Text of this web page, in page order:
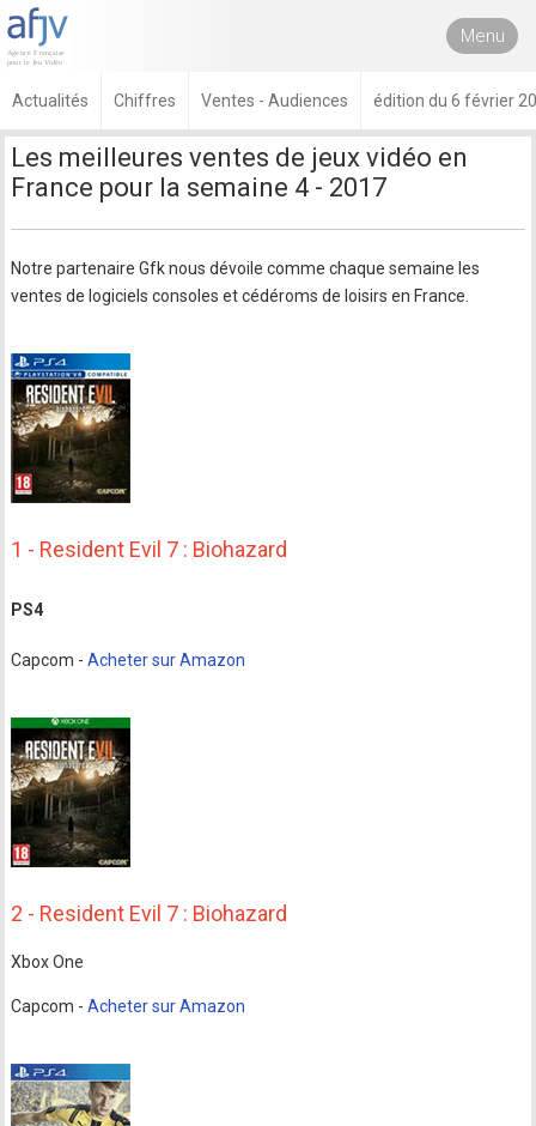
Menu
Actualités Chiffres Ventes - Audiences édition du 6 février
Les meilleures ventes de jeux vidéo en
France pour la semaine 4 - 2017
Notre partenaire Gfk nous dévoile comme chaque semaine les
ventes de logiciels consoles et cédéroms de loisirs en France.
1 - Resident Evil 7 : Biohazard
PS4
Capcom -Acheter sur Amazon
2 - Resident Evil 7 : Biohazard
Xbox One
Capcom -Acheter sur Amazon